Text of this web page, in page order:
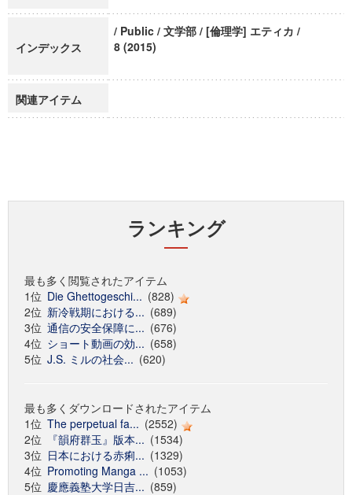
インデックス
/ Public / 文学部 / [倫理学] エティカ /
8 (2015)
関連アイテム
ランキング
最も多く閲覧されたアイテム
1位 Die Ghettogeschi... (828)
2位 新冷戦期における... (689)
3位 通信の安全保障に... (676)
4位 ショート動画の効... (658)
5位 J.S. ミルの社会... (620)
最も多くダウンロードされたアイテム
1位 The perpetual fa... (2552)
2位
『韻府群玉』版本... (1534)
3位 日本における赤痢... (1329)
4位 Promoting Manga ... (1053)
5位 慶應義塾大学日吉... (859)